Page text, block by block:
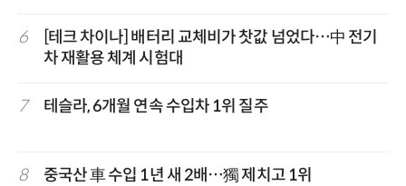
6
[테크 차이나] 배터리 교체비가 찻값 넘었다…中 전기
차 재활용 체계 시험대
7 테슬라, 6개월 연속 수입차 1위 질주
8 중국산 車 수입 1년 새 2배…獨 제치고 1위